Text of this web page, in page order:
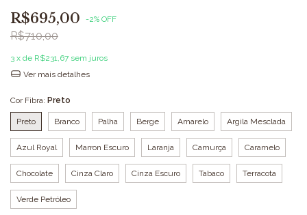
R$695,00 -2% OFF
R$710,00
3 x de R$231,67 sem juros
Ver mais detalhes
Cor Fibra: Preto
Preto Branco Palha Berge Amarelo Argila Mesclada
Azul Royal Marron Escuro Laranja Camurça Caramelo
Chocolate Cinza Claro Cinza Escuro Tabaco Terracota
Verde Petróleo